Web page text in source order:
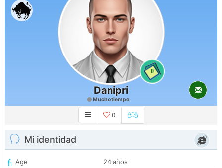
0
Danipri
Mucho tiempo
0
Mi identidad
Age
24 años